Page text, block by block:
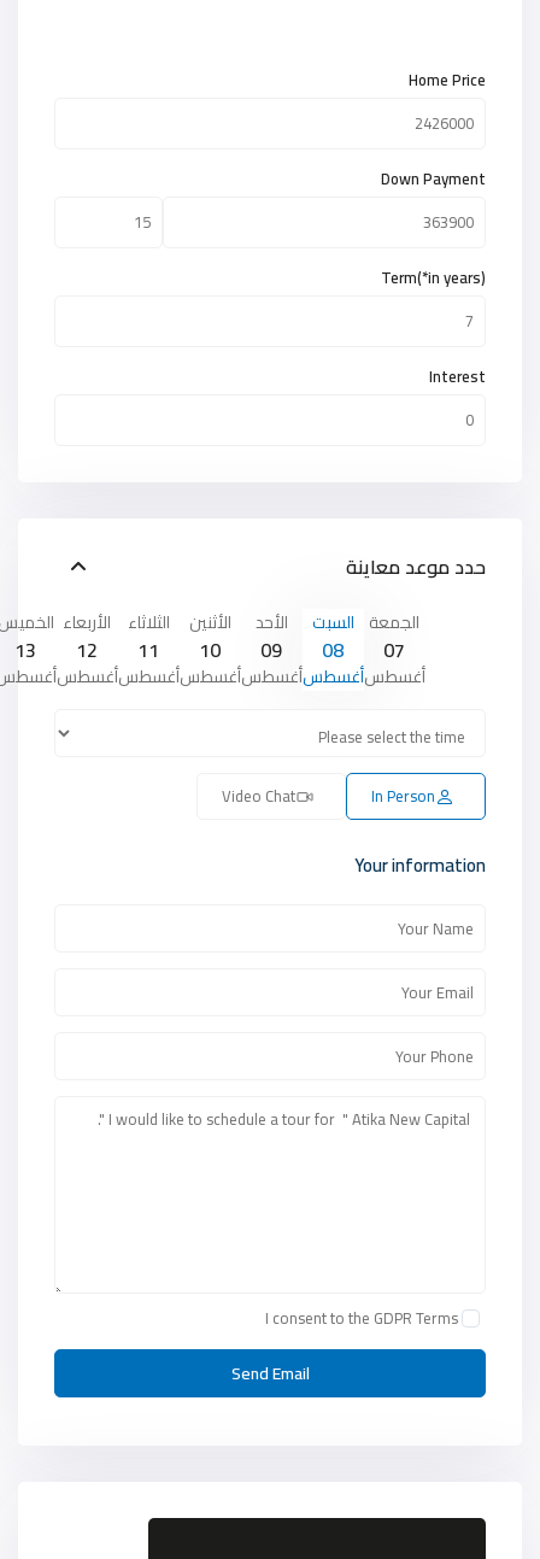
Home Price
Down Payment
Term(*in years)
Interest
حدد موعد معاينة
الجمعة
07
أغسطس
السبت
08
أغسطس
الأحد
09
أغسطس
الأثنين
10
أغسطس
الثلاثاء
11
أغسطس
الأربعاء
12
أغسطس
13
In Person
Video Chat
Your information
I consent to the GDPR Terms